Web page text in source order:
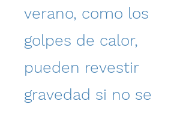
verano, como los
golpes de calor,
pueden revestir
gravedad si no se